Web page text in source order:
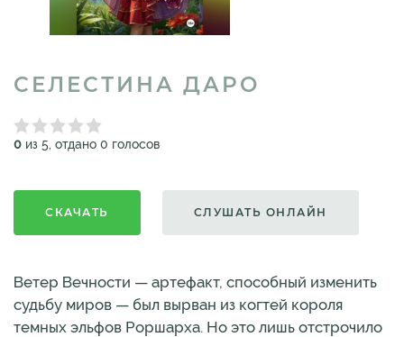
СЕЛЕСТИНА ДАРО
0 из 5, отдано 0 голосов
СКАЧАТЬ СЛУШАТЬ ОНЛАЙН
Ветер Вечности — артефакт, способный изменить
судьбу миров — был вырван из когтей короля
темных эльфов Роршарха. Но это лишь отстрочило